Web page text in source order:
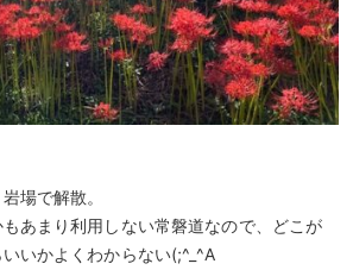
場で解散。
あまり利用しない常磐道なので、どこが
いかよくわからない(;^_^A